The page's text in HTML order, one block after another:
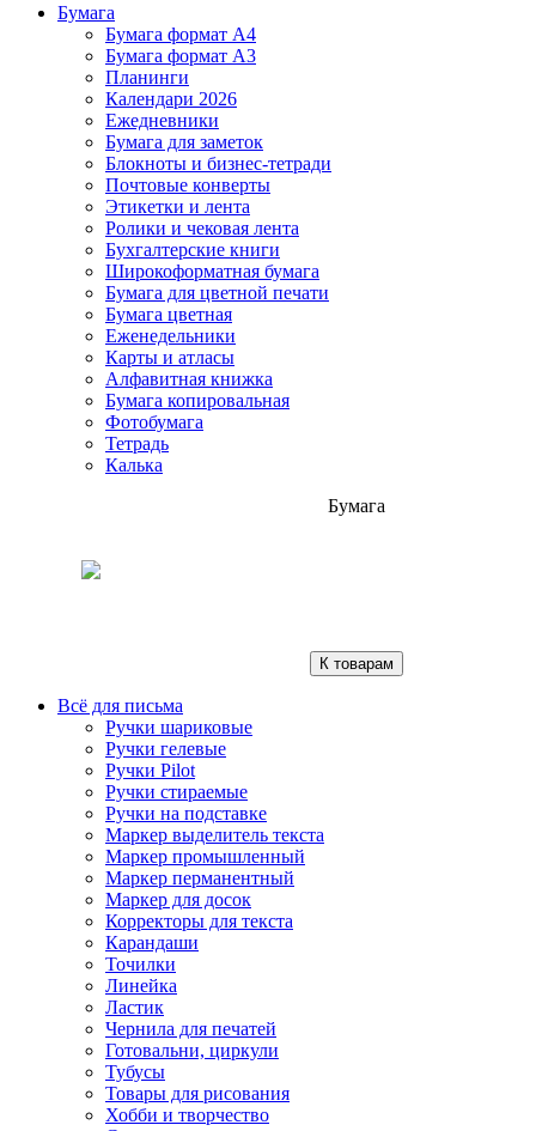
Бумага
Бумага формат А4
Бумага формат А3
Планинги
Календари 2026
Ежедневники
Бумага для заметок
Блокноты и бизнес-тетради
Почтовые конверты
Этикетки и лента
Ролики и чековая лента
Бухгалтерские книги
Широкоформатная бумага
Бумага для цветной печати
Бумага цветная
Еженедельники
Карты и атласы
Алфавитная книжка
Бумага копировальная
Фотобумага
Тетрадь
Калька
Бумага
К товарам
Всё для письма
Ручки шариковые
Ручки гелевые
Ручки Pilot
Ручки стираемые
Ручки на подставке
Маркер выделитель текста
Маркер промышленный
Маркер перманентный
Маркер для досок
Корректоры для текста
Карандаши
Точилки
Линейка
Ластик
Чернила для печатей
Готовальни, циркули
Тубусы
Товары для рисования
Хобби и творчество